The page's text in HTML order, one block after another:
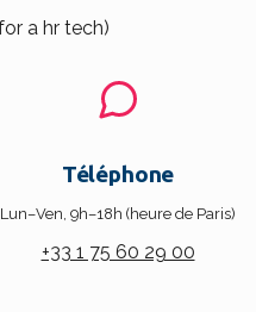
Téléphone
Lun–Ven, 9h–18h (heure de Paris)
+33 1 75 60 29 00